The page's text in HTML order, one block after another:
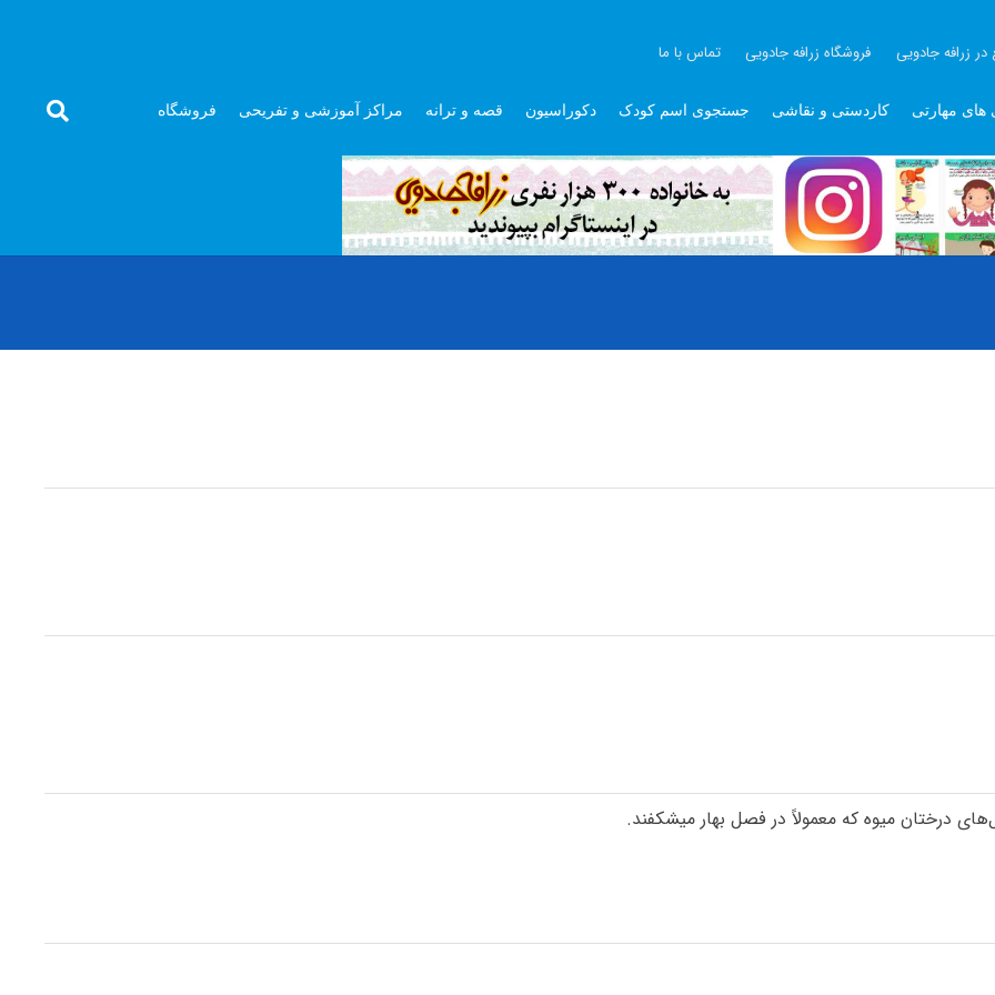
در زرافه جادویی فروشگاه زرافه جادویی تماس با ما
های مهارتی کاردستی و نقاشی جستجوی اسم کودک دکوراسیون قصه و ترانه مراکز آموزشی و تفریحی فروشگاه
درختان میوه که معمولاً در فصل بهار میشکفند.